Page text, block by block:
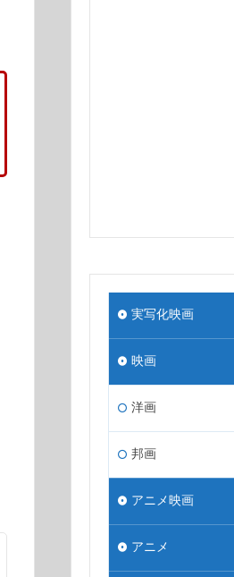
実写化映画
映画
洋画
邦画
アニメ映画
アニメ